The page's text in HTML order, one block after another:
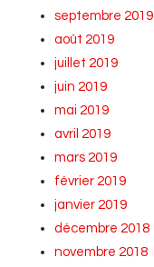
septembre 2019
août 2019
juillet 2019
juin 2019
mai 2019
avril 2019
mars 2019
février 2019
janvier 2019
décembre 2018
novembre 2018